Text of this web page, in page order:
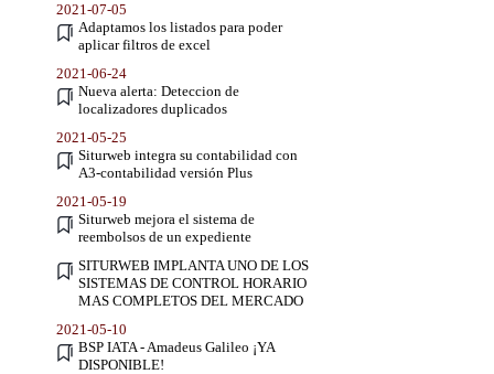
2021-07-05
Adaptamos los listados para poder
aplicar filtros de excel
2021-06-24
Nueva alerta: Deteccion de
localizadores duplicados
2021-05-25
Siturweb integra su contabilidad con
A3-contabilidad versión Plus
2021-05-19
Siturweb mejora el sistema de
reembolsos de un expediente
SITURWEB IMPLANTA UNO DE LOS
SISTEMAS DE CONTROL HORARIO
MAS COMPLETOS DEL MERCADO
2021-05-10
BSP IATA - Amadeus Galileo ¡YA
DISPONIBLE!